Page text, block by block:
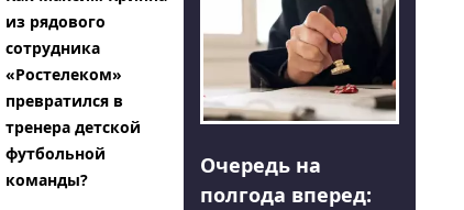
из рядового
сотрудника
«Ростелеком»
превратился в
тренера детской
футбольной
команды?
Очередь на
полгода вперед: